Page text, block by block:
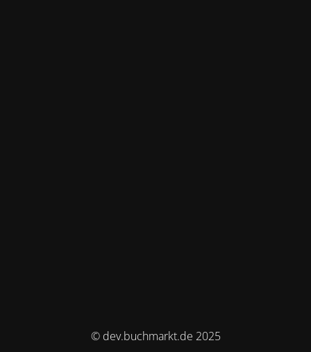
© dev.buchmarkt.de 2025